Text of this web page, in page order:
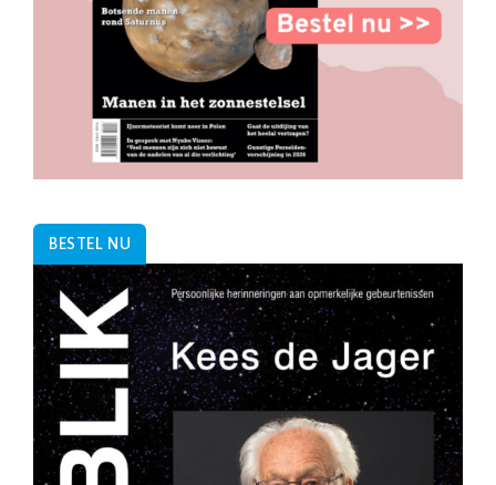
BESTEL NU